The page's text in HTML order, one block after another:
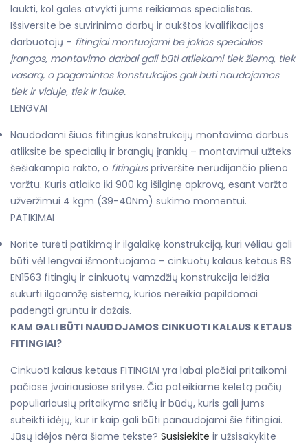
laukti, kol galės atvykti jums reikiamas specialistas.
Išsiversite be suvirinimo darbų ir aukštos kvalifikacijos
darbuotojų – fitingiaimontuojami be jokios specialios
įrangos, montavimo darbai gali būti atliekami tiek žiemą, tiek
vasarą, o pagamintos konstrukcijos gali būti naudojamos
tiek ir viduje, tiek ir lauke.
LENGVAI
Naudodami šiuos fitingius konstrukcijų montavimo darbus
atliksite be specialių ir brangių įrankių – montavimui užteks
šešiakampio rakto, o fitingiuspriveršite nerūdijančio plieno
varžtu. Kuris atlaiko iki 900 kg išilginę apkrovą, esant varžto
užveržimui 4 kgm (39-40Nm) sukimo momentui.
PATIKIMAI
Norite turėti patikimą ir ilgalaikę konstrukciją, kuri vėliau gali
būti vėl lengvai išmontuojama – cinkuotų kalaus ketaus BS
EN1563 fitingių ir cinkuotų vamzdžių konstrukcija leidžia
sukurti ilgaamžę sistemą, kurios nereikia papildomai
padengti gruntu ir dažais.
KAM GALI BŪTI NAUDOJAMOS CINKUOTI KALAUS KETAUS
FITINGIAI?
CinkuotI kalaus ketaus FITINGIAI yra labai plačiai pritaikomi
pačiose įvairiausiose srityse. Čia pateikiame keletą pačių
populiariausių pritaikymo sričių ir būdų, kuris gali jums
suteikti idėjų, kur ir kaip gali būti panaudojami šie fitingiai.
Jūsų idėjos nėra šiame tekste? Susisiekite ir užsisakykite